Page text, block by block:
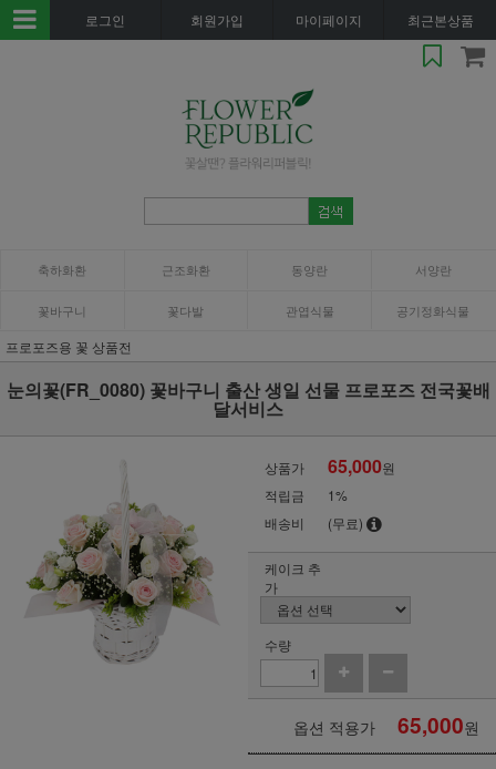
로그인 회원가입 마이페이지 최근본상품
축하화환 근조화환 동양란 서양란
꽃바구니 꽃다발 관엽식물 공기정화식물
프로포즈용 꽃 상품전
눈의꽃(FR_0080) 꽃바구니 출산 생일 선물 프로포즈 전국꽃배
달서비스
상품가 65,000원
적립금
1%
배송비
(무료)
케이크 추
가
수량
옵션 적용가 65,000원